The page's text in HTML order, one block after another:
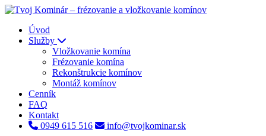
Úvod
Služby
Vložkovanie komína
Frézovanie komína
Rekonštrukcie komínov
Montáž komínov
Cenník
FAQ
Kontakt
0949 615 516
info@tvojkominar.sk